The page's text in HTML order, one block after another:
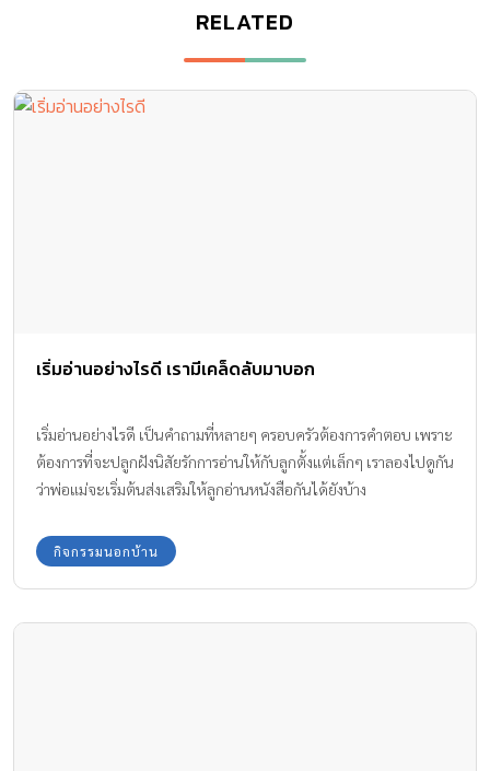
RELATED
เริ่มอ่านอย่างไรดี เรามีเคล็ดลับมาบอก
เริ่มอ่านอย่างไรดี เป็นคำถามที่หลายๆ ครอบครัวต้องการคำตอบ เพราะ
ต้องการที่จะปลูกฝังนิสัยรักการอ่านให้กับลูกตั้งแต่เล็กๆ เราลองไปดูกัน
ว่าพ่อแม่จะเริ่มต้นส่งเสริมให้ลูกอ่านหนังสือกันได้ยังบ้าง
กิจกรรมนอกบ้าน